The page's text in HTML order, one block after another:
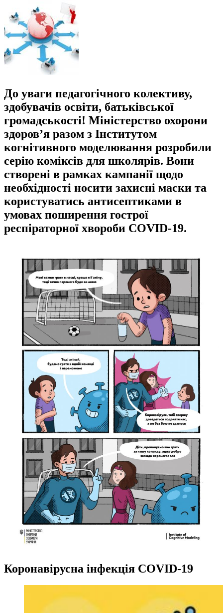
До уваги педагогічного колективу,
здобувачів освіти, батьківської
громадськості! Міністерство охорони
здоров’я разом з Інститутом
когнітивного моделювання розробили
серію коміксів для школярів. Вони
створені в рамках кампанії щодо
необхідності носити захисні маски та
користуватись антисептиками в
умовах поширення гострої
респіраторної хвороби COVID-19.
Коронавірусна інфекція COVID-19